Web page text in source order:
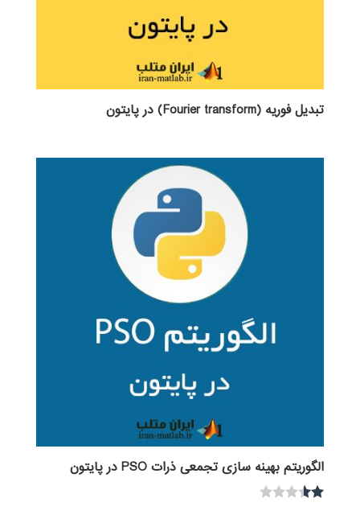
تبدیل فوریه (Fourier transform) در پایتون
الگوریتم بهینه سازی تجمعی ذرات PSO در پایتون